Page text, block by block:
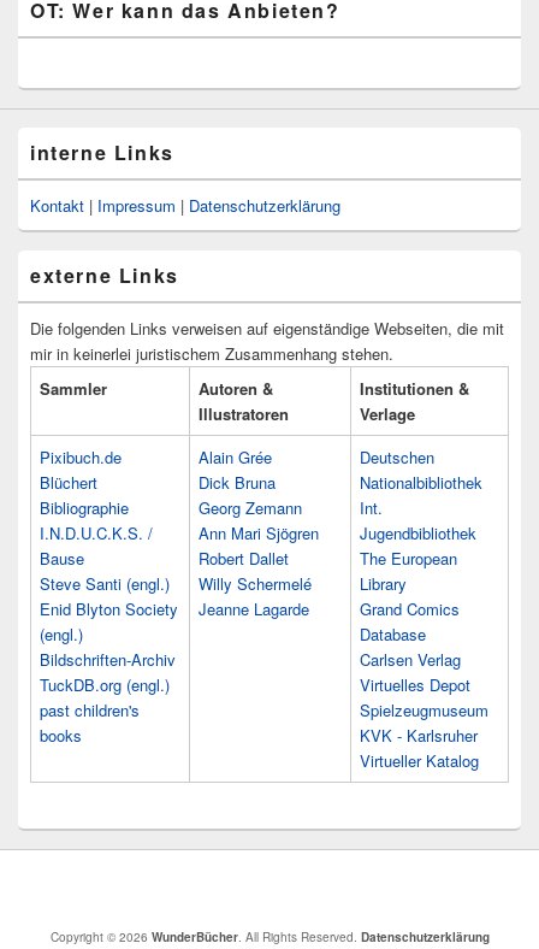
OT: Wer kann das Anbieten?
interne Links
Kontakt | Impressum | Datenschutzerklärung
externe Links
Die folgenden Links verweisen auf eigenständige Webseiten, die mit
mir in keinerlei juristischem Zusammenhang stehen.
Sammler
Autoren &
Illustratoren
Institutionen &
Verlage
Pixibuch.de
Blüchert
Bibliographie
I.N.D.U.C.K.S. /
Bause
Steve Santi (engl.)
Enid Blyton Society
(engl.)
Bildschriften-Archiv
TuckDB.org (engl.)
past children's
books
Alain Grée
Dick Bruna
Georg Zemann
Ann Mari Sjögren
Robert Dallet
Willy Schermelé
Jeanne Lagarde
Deutschen
Nationalbibliothek
Int.
Jugendbibliothek
The European
Library
Grand Comics
Database
Carlsen Verlag
Virtuelles Depot
Spielzeugmuseum
KVK - Karlsruher
Virtueller Katalog
Copyright © 2026 WunderBücher. All Rights Reserved. Datenschutzerklärung